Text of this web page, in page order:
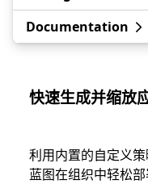
Documentation
快速生成并缩放
利用内置的自定义
蓝图在组织中轻松